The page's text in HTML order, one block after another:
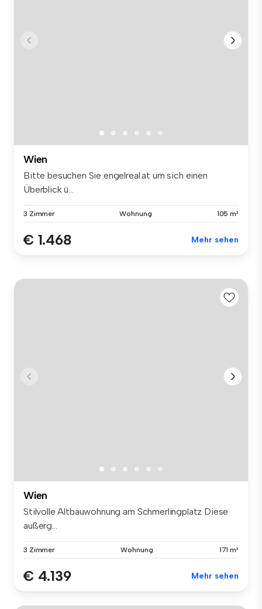
Wien
Bitte besuchen Sie engelreal.at um sich einen
Überblick ü...
3 Zimmer Wohnung 105 m²
€ 1.468 Mehr sehen
Wien
Stilvolle Altbauwohnung am Schmerlingplatz Diese
außerg...
3 Zimmer Wohnung 171 m²
€ 4.139 Mehr sehen